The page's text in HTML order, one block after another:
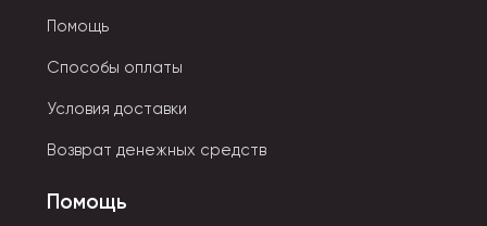
Помощь
Способы оплаты
Условия доставки
Возврат денежных средств
Помощь